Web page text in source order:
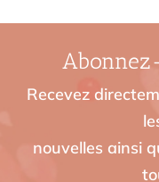
Recevez
nouvelles ainsi